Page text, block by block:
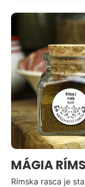
MÁGIA
Rímska rasca je